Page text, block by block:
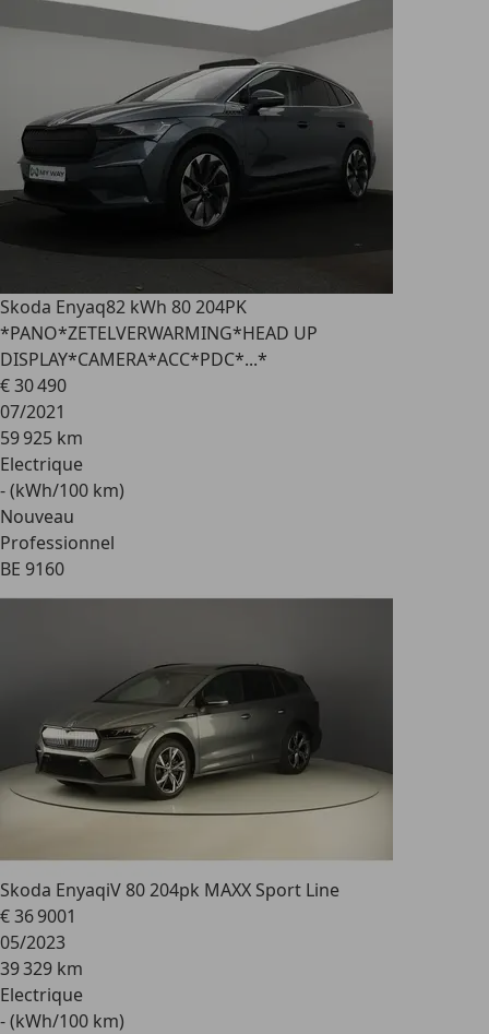
Skoda Enyaq82 kWh 80 204PK
*PANO*ZETELVERWARMING*HEAD UP
DISPLAY*CAMERA*ACC*PDC*...*
€ 30 490
07/2021
59 925 km
Electrique
- (kWh/100 km)
Nouveau
Professionnel
BE 9160
Skoda EnyaqiV 80 204pk MAXX Sport Line
€ 36 9001
05/2023
39 329 km
Electrique
- (kWh/100 km)